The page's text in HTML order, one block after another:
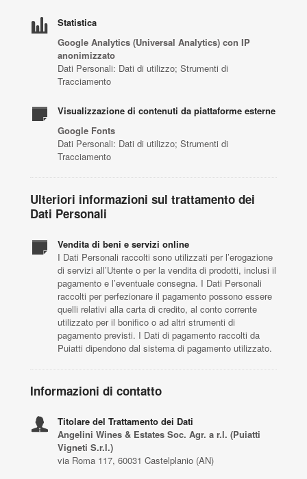
Statistica
Google Analytics (Universal Analytics) con IP
anonimizzato
Dati Personali: Dati di utilizzo; Strumenti di
Tracciamento
Visualizzazione di contenuti da piattaforme esterne
Google Fonts
Dati Personali: Dati di utilizzo; Strumenti di
Tracciamento
Ulteriori informazioni sul trattamento dei
Dati Personali
Vendita di beni e servizi online
I Dati Personali raccolti sono utilizzati per l’erogazione
di servizi all’Utente o per la vendita di prodotti, inclusi il
pagamento e l’eventuale consegna. I Dati Personali
raccolti per perfezionare il pagamento possono essere
quelli relativi alla carta di credito, al conto corrente
utilizzato per il bonifico o ad altri strumenti di
pagamento previsti. I Dati di pagamento raccolti da
Puiatti dipendono dal sistema di pagamento utilizzato.
Informazioni di contatto
Titolare del Trattamento dei Dati
Angelini Wines & Estates Soc. Agr. a r.l. (Puiatti
Vigneti S.r.l.)
via Roma 117, 60031 Castelplanio (AN)